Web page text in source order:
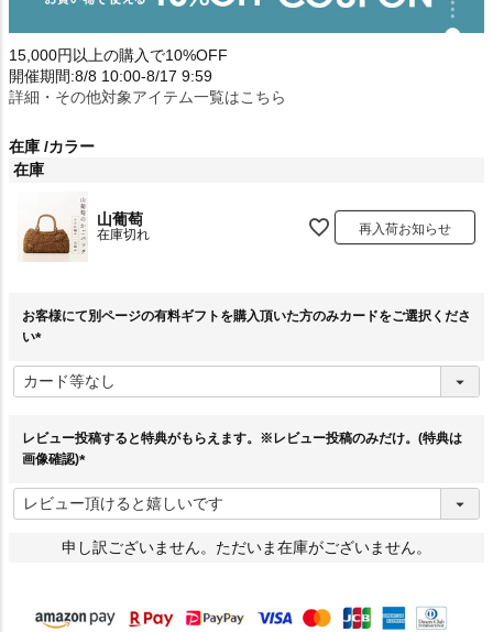
15,000円以上の購入で10%OFF
開催期間:8/8 10:00-8/17 9:59
詳細・その他対象アイテム一覧はこちら
在庫 カラー
在庫
山葡萄
在庫切れ 再入荷お知らせ
お客様にて別ページの有料ギフトを購入頂いた方のみカードをご選択くださ
い
必
須
レビュー投稿すると特典がもらえます。※レビュー投稿のみだけ。(特典は
画像確認)
必
須
)
申し訳ございません。ただいま在庫がございません。